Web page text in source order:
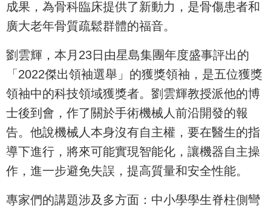
成果，為骨科臨床提供了新動力，是骨傷患者和
廣大老年骨質疏鬆群體的福音。
劉雲輝，本月23日由星島集團年度盛事評出的
「2022傑出領袖選舉」的獲獎領袖，是五位獲獎
領袖中的科技領域獲獎者。劉雲輝教授派他的博
士後到會，作了關於手術機械人前沿開發的報
告。他說機械人本身沒有自主權，要在醫生的指
導下進行，將來可能實現智能化，讓機器自主操
作，進一步避免失誤，提高質量和安全性能。
專家們的講題涉及多方面：中小學學生脊柱側彎